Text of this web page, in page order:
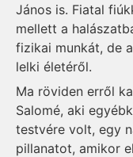
János is. Fiatal
mellett a
fizikai munkát, de
lelki életéről.
Ma röviden erről
Salomé, aki
testvére volt, egy
pillanatot, amikor